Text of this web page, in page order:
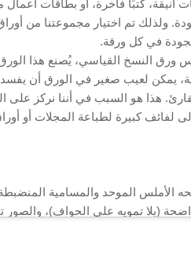
أنيقة، كتبًا فاخرة، أو بطاقات
ولذلك تم اختيار مجموعتنا من
في كل ورقة.
ورق النسخ القياسي، يُصنع هذا
يمكن لعيب صغير في الورق أن
هذا هو السبب في أننا نركز على
لفائف كبيرة لطباعة المجلات أو
الأملس الموحد والمسامية
(بلا تمويه على الحواف)، والصور
في الطباعة الأوفستية على